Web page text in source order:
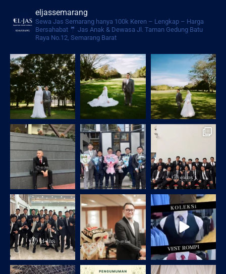
eljassemarang
Sewa Jas Semarang hanya 100k Keren – Lengkap – Harga
Bersahabat 🤵 Jas Anak & Dewasa Jl. Taman Gedung Batu
Raya No.12, Semarang Barat